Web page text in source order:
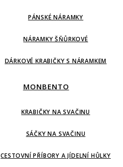
PÁNSKÉ NÁRAMKY
NÁRAMKY ŠŇŮRKOVÉ
DÁRKOVÉ KRABIČKY S NÁRAMKEM
MONBENTO
KRABIČKY NA SVAČINU
SÁČKY NA SVAČINU
CESTOVNÍ PŘÍBORY A JÍDELNÍ HŮLKY